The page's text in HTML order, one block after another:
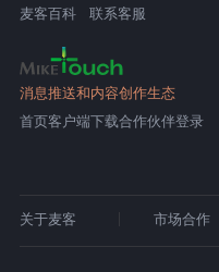
麦客百科
联系客服
消息推送和内容创作生态
首页客户端下载合作伙伴登录
关于麦客 市场合作